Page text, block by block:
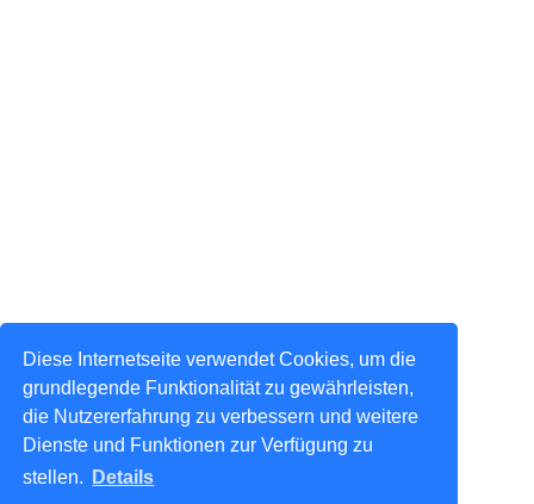
Diese Internetseite verwendet Cookies, um die
grundlegende Funktionalität zu gewährleisten,
die Nutzererfahrung zu verbessern und weitere
Dienste und Funktionen zur Verfügung zu
stellen.
Details